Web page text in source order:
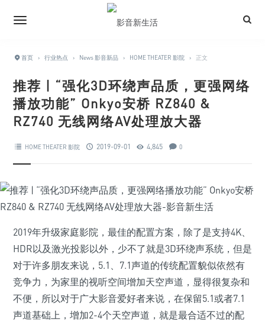
首页 › 行业热点 › News 影音新品 › HOME THEATER 影院 › 正文
推荐 | “强化3D环绕声品质，更强网络
播放功能” Onkyo安桥 RZ840 &
RZ740 无线网络AV处理放大器
HOME THEATER 影院 2019-09-01 4,845 0
2019年升级家庭影院，最佳的配置方案，除了是支持4K、
HDR以及激光投影以外，少不了就是3D环绕声系统，但是
对于许多朋友来说，5.1、7.1声道的传统配置貌似依然有
竞争力，为家里的视听空间增加天空声道，显得很复杂和
不便，所以对于广大影音爱好者来说，在保留5.1或者7.1
声道基础上，增加2-4个天空声道，就是最合适不过的配